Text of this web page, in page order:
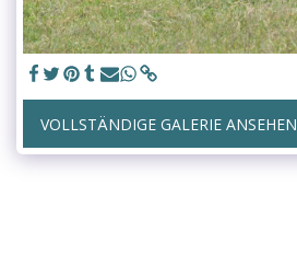
VOLLSTÄNDIGE GALERIE ANSEHEN